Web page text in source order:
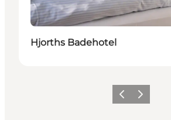
Hjorths Badehotel
ForrigeNæste